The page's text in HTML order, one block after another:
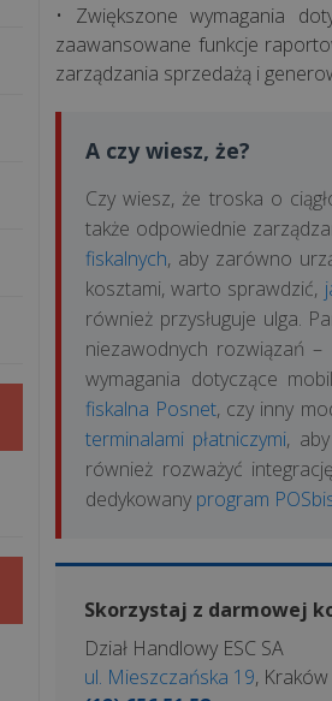
• Zwiększone wymagania
zaawansowane funkcje
zarządzania sprzedażą i
A czy wiesz, że?
Czy wiesz, że troska o
także odpowiednie
fiskalnych, aby zarówno
kosztami, warto sprawdzić,
również przysługuje ulga.
niezawodnych rozwiązań –
wymagania dotyczące
fiskalna Posnet, czy inny
terminalami płatniczymi,
również rozważyć
dedykowany program
Skorzystaj z darmowej
Dział Handlowy ESC SA
ul. Mieszczańska 19, Kraków